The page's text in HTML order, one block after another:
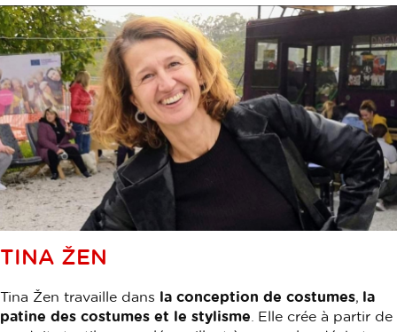
TINA ŽEN
Tina Žen travaille dans la conception de costumes la
patine des costumes et le stylisme . Elle crée à partir de